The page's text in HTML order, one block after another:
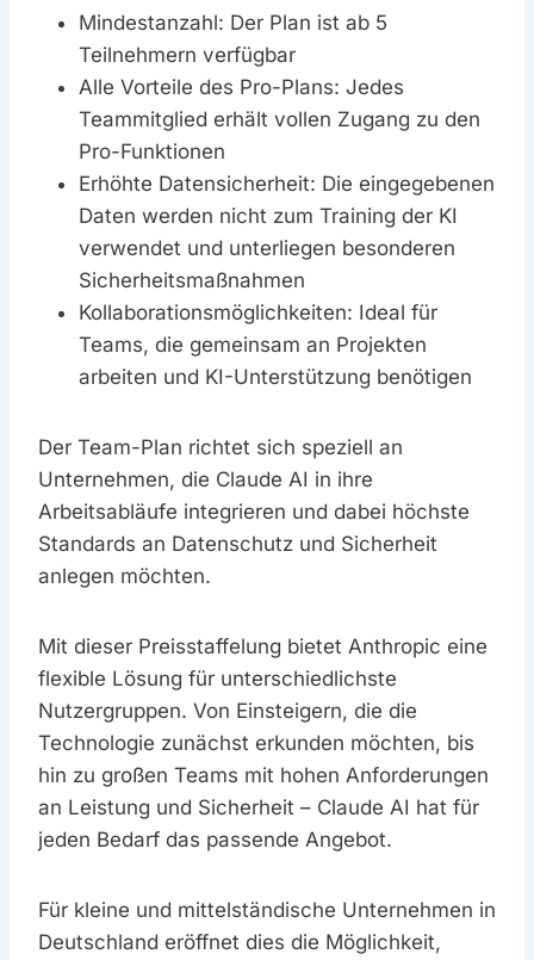
Mindestanzahl: Der Plan ist ab 5
Teilnehmern verfügbar
Alle Vorteile des Pro-Plans: Jedes
Teammitglied erhält vollen Zugang zu den
Pro-Funktionen
Erhöhte Datensicherheit: Die eingegebenen
Daten werden nicht zum Training der KI
verwendet und unterliegen besonderen
Sicherheitsmaßnahmen
Kollaborationsmöglichkeiten: Ideal für
Teams, die gemeinsam an Projekten
arbeiten und KI-Unterstützung benötigen
Der Team-Plan richtet sich speziell an
Unternehmen, die Claude AI in ihre
Arbeitsabläufe integrieren und dabei höchste
Standards an Datenschutz und Sicherheit
anlegen möchten.
Mit dieser Preisstaffelung bietet Anthropic eine
flexible Lösung für unterschiedlichste
Nutzergruppen. Von Einsteigern, die die
Technologie zunächst erkunden möchten, bis
hin zu großen Teams mit hohen Anforderungen
an Leistung und Sicherheit – Claude AI hat für
jeden Bedarf das passende Angebot.
Für kleine und mittelständische Unternehmen in
Deutschland eröffnet dies die Möglichkeit,